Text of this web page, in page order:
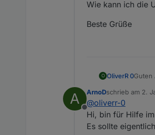
Wie kann ich die
Beste Grüße
O OliverR 0Guten
Ich
Von
ArnoD
A
Offline
ArnoDschrieb am 2.
zuletzt editiert
@oliverr-0
Hi, bin für Hilfe
Es sollte